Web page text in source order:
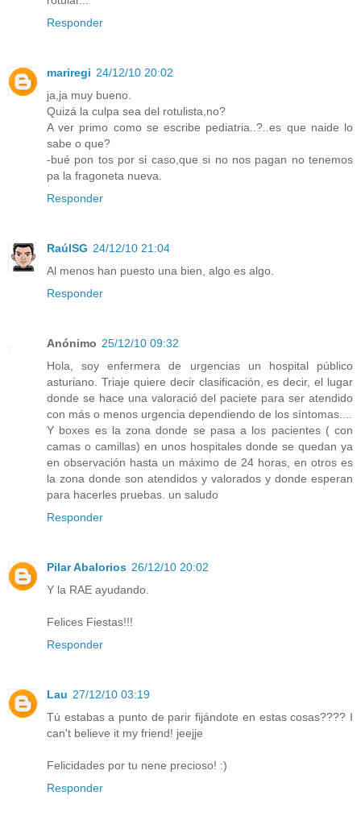
Responder
mariregi 24/12/10 20:02
ja,ja muy bueno.
Quizá la culpa sea del rotulista,no?
A ver primo como se escribe pediatria..?..es que naide lo
sabe o que?
-bué pon tos por si caso,que si no nos pagan no tenemos
pa la fragoneta nueva.
Responder
RaúlSG 24/12/10 21:04
Al menos han puesto una bien, algo es algo.
Responder
Anónimo 25/12/10 09:32
Hola, soy enfermera de urgencias un hospital público
asturiano. Triaje quiere decir clasificación, es decir, el lugar
donde se hace una valoració del paciete para ser atendido
con más o menos urgencia dependiendo de los síntomas....
Y boxes es la zona donde se pasa a los pacientes ( con
camas o camillas) en unos hospitales donde se quedan ya
en observación hasta un máximo de 24 horas, en otros es
la zona donde son atendidos y valorados y donde esperan
para hacerles pruebas. un saludo
Responder
Pilar Abalorios 26/12/10 20:02
Y la RAE ayudando.
Felices Fiestas!!!
Responder
Lau 27/12/10 03:19
Tú estabas a punto de parir fijándote en estas cosas???? I
can't believe it my friend! jeejje
Felicidades por tu nene precioso! :)
Responder